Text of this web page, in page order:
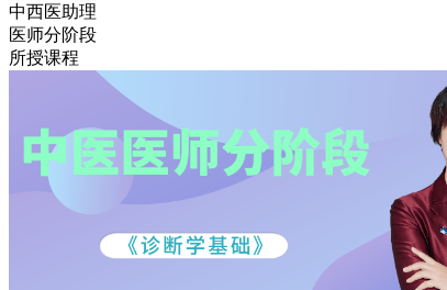
中西医助理
医师分阶段
所授课程